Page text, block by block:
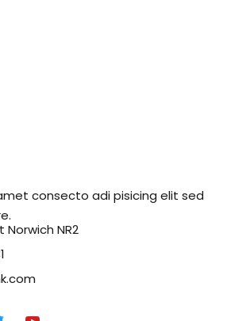
consecto adi pisicing elit sed
Norwich NR2